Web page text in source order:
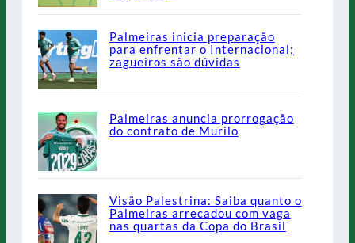
Palmeiras inicia preparação
para enfrentar o Internacional;
zagueiros são dúvidas
Palmeiras anuncia prorrogação
do contrato de Murilo
Visão Palestrina: Saiba quanto o
Palmeiras arrecadou com vaga
nas quartas da Copa do Brasil